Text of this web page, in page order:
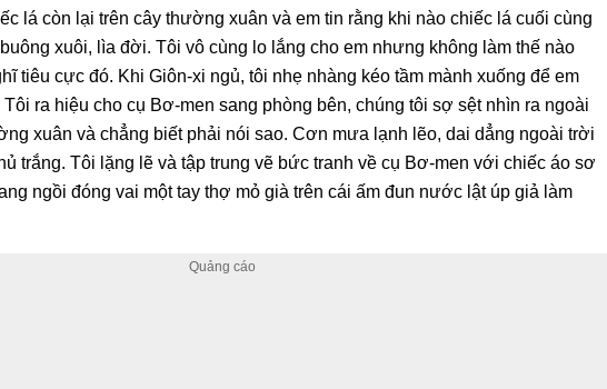
lá còn lại trên cây thường xuân và em tin rằng khi nào chiếc lá cuối cùng
xuôi, lìa đời. Tôi vô cùng lo lắng cho em nhưng không làm thế nào
tiêu cực đó. Khi Giôn-xi ngủ, tôi nhẹ nhàng kéo tầm mành xuống để em
ra hiệu cho cụ Bơ-men sang phòng bên, chúng tôi sợ sệt nhìn ra ngoài
xuân và chẳng biết phải nói sao. Cơn mưa lạnh lẽo, dai dẳng ngoài trời
trắng. Tôi lặng lẽ và tập trung vẽ bức tranh về cụ Bơ-men với chiếc áo sơ
ngồi đóng vai một tay thợ mỏ già trên cái ấm đun nước lật úp giả làm